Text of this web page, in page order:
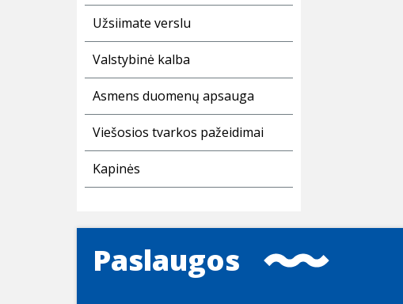
Užsiimate verslu
Valstybinė kalba
Asmens duomenų apsauga
Viešosios tvarkos pažeidimai
Kapinės
Paslaugos